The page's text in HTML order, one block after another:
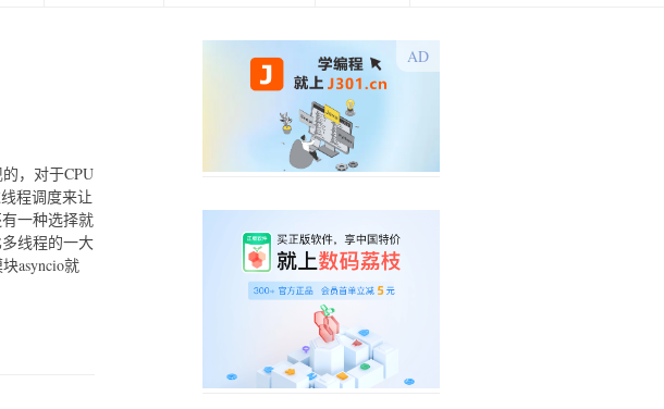
，对于CPU
程调度来让
一种选择就
线程的一大
asyncio就